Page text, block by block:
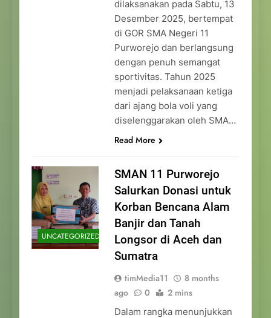
dilaksanakan pada Sabtu, 13
Desember 2025, bertempat
di GOR SMA Negeri 11
Purworejo dan berlangsung
dengan penuh semangat
sportivitas. Tahun 2025
menjadi pelaksanaan ketiga
dari ajang bola voli yang
diselenggarakan oleh SMA…
Read More
UNCATEGORIZED
SMAN 11 Purworejo
Salurkan Donasi untuk
Korban Bencana Alam
Banjir dan Tanah
Longsor di Aceh dan
Sumatra
timMedia11
8 months
ago
0 2 mins
Dalam rangka menunjukkan